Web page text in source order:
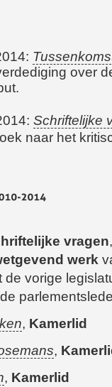
over
Schriftelijke
naar het
vragen,
werk
de vorige
, Kamerlid
,
, Kamerlid